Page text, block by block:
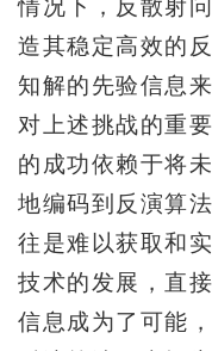
情况下，反散射
造其稳定高效的
知解的先验信息
对上述挑战的重
的成功依赖于将
地编码到反演算
往是难以获取和
技术的发展，直
信息成为了可能